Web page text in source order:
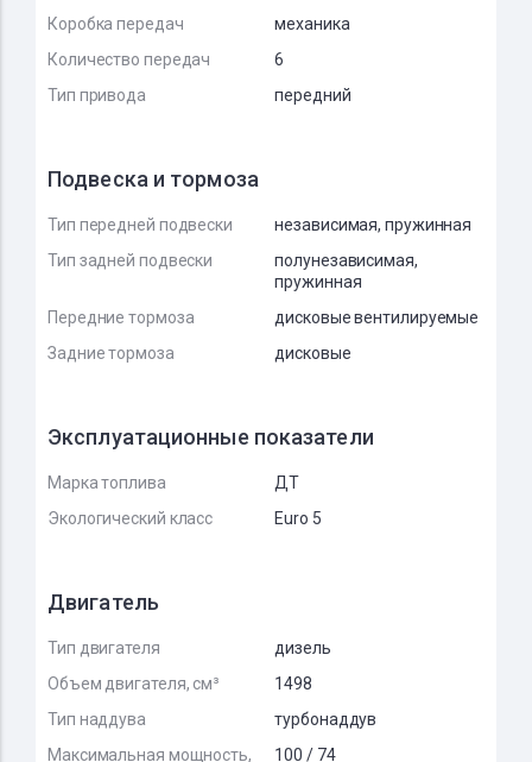
Коробка передач
механика
Количество передач
6
Тип привода
передний
Подвеска и тормоза
Тип передней подвески
независимая, пружинная
Тип задней подвески
полунезависимая,
пружинная
Передние тормоза
дисковые вентилируемые
Задние тормоза
дисковые
Эксплуатационные показатели
Марка топлива
ДТ
Экологический класс
Euro 5
Двигатель
Тип двигателя
дизель
Объем двигателя, см³
1498
Тип наддува
турбонаддув
Максимальная мощность,
100 / 74